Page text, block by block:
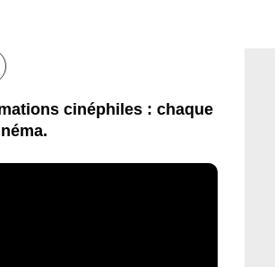
cet article
cinéphiles : chaque